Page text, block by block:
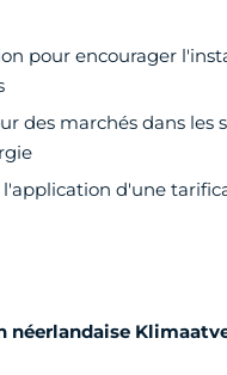
pour encourager
des marchés dans les
d'une
néerlandaise